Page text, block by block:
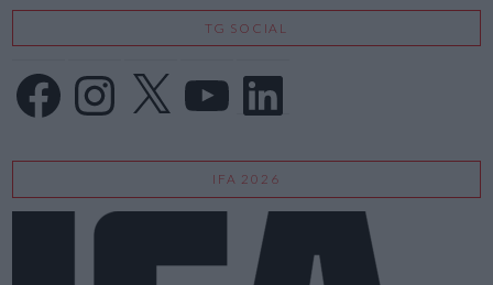
TG SOCIAL
FacebookInstagram
X YouTube LinkedIn
IFA 2026